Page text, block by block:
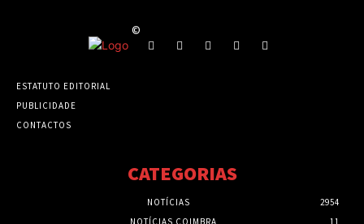
©
ESTATUTO EDITORIAL
PUBLICIDADE
CONTACTOS
CATEGORIAS
NOTÍCIAS
2954
NOTÍCIAS COIMBRA
11